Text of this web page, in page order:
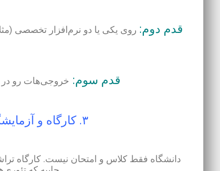
قدم دوم:
قدم سوم: خروجی‌هات رو در
۳. کارگاه و آزمایشگاه؛ زمین بازی واقعی تو
دانشگاه فقط کلاس و امتحان نیست. کارگاه